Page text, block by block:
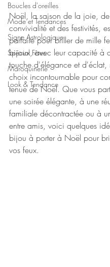
Boucles d'oreilles
Mode et Tendances
Signe Astrologique
Spécial Fêtes
Maroquinerie
Look & Tendance
Noël, la saison de la joie,
convivialité et des festivités,
parfaite pour briller de mille
bijoux, avec leur capacité à
touche d'élégance et d'éclat,
choix incontournable pour
tenue de Noël. Que vous
une soirée élégante, à une
familiale décontractée ou à
entre amis, voici quelques
bijou à porter à Noël pour
vos feux.